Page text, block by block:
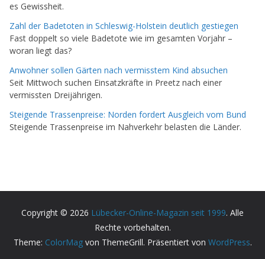
es Gewissheit.
Zahl der Badetoten in Schleswig-Holstein deutlich gestiegen
Fast doppelt so viele Badetote wie im gesamten Vorjahr –
woran liegt das?
Anwohner sollen Gärten nach vermisstem Kind absuchen
Seit Mittwoch suchen Einsatzkräfte in Preetz nach einer
vermissten Dreijährigen.
Steigende Trassenpreise: Norden fordert Ausgleich vom Bund
Steigende Trassenpreise im Nahverkehr belasten die Länder.
Copyright © 2026 Lübecker-Online-Magazin seit 1999. Alle
Rechte vorbehalten.
Theme: ColorMagvon ThemeGrill. Präsentiert von WordPress.